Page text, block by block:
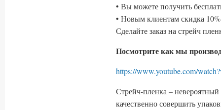
• Вы можете получить
• Новым клиентам скидка 10%
Сделайте заказ на стрейч
Посмотрите как мы
https://www.youtube.com/
Стрейч-пленка –
качественно совершить